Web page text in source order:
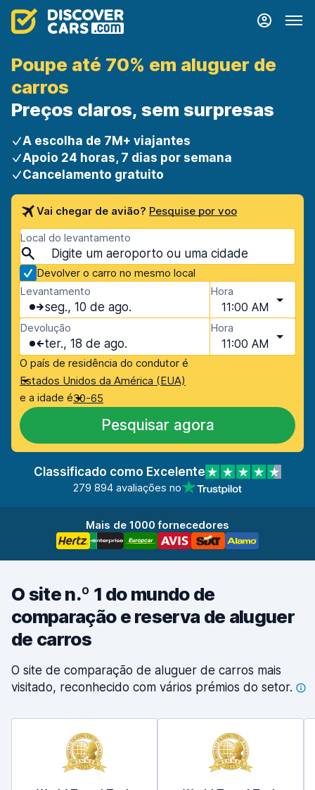
Poupe até 70% em aluguer de
carros
Preços claros, sem surpresas
A escolha de 7M+ viajantes
Apoio 24 horas, 7 dias por semana
Cancelamento gratuito
Vai chegar de avião? Pesquise por voo
Local do levantamento
Devolver o carro no mesmo local
Levantamento
seg., 10 de ago.
Hora
11:00 AM
Devolução
ter., 18 de ago.
Hora
11:00 AM
O país de residência do condutor é
Estados Unidos da América (EUA)
e a idade é30-65
Pesquisar agora
Classificado como Excelente
279 894 avaliações no
Mais de 1000 fornecedores
O site n.º 1 do mundo de
comparação e reserva de aluguer
de carros
O site de comparação de aluguer de carros mais
visitado, reconhecido com vários prémios do setor.